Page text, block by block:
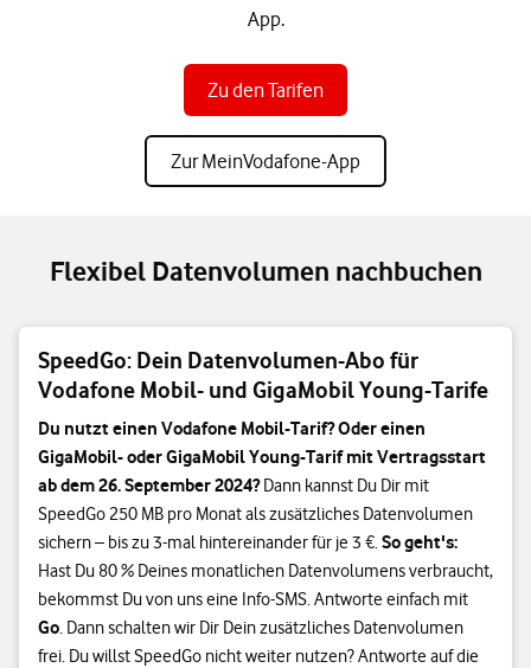
App.
Zu den Tarifen
Zur MeinVodafone-App
Flexibel Datenvolumen nachbuchen
SpeedGo: Dein Datenvolumen-Abo für
Vodafone Mobil- und GigaMobil Young-Tarife
Du nutzt einen Vodafone Mobil-Tarif? Oder einen
GigaMobil- oder GigaMobil Young-Tarif mit Vertragsstart
ab dem 26. September 2024?Dann kannst Du Dir mit
SpeedGo 250 MB pro Monat als zusätzliches Datenvolumen
sichern – bis zu 3-mal hintereinander für je 3 €.So geht's:
Hast Du 80 % Deines monatlichen Datenvolumens verbraucht,
bekommst Du von uns eine Info-SMS. Antworte einfach mit
Go. Dann schalten wir Dir Dein zusätzliches Datenvolumen
frei. Du willst SpeedGo nicht weiter nutzen? Antworte auf die